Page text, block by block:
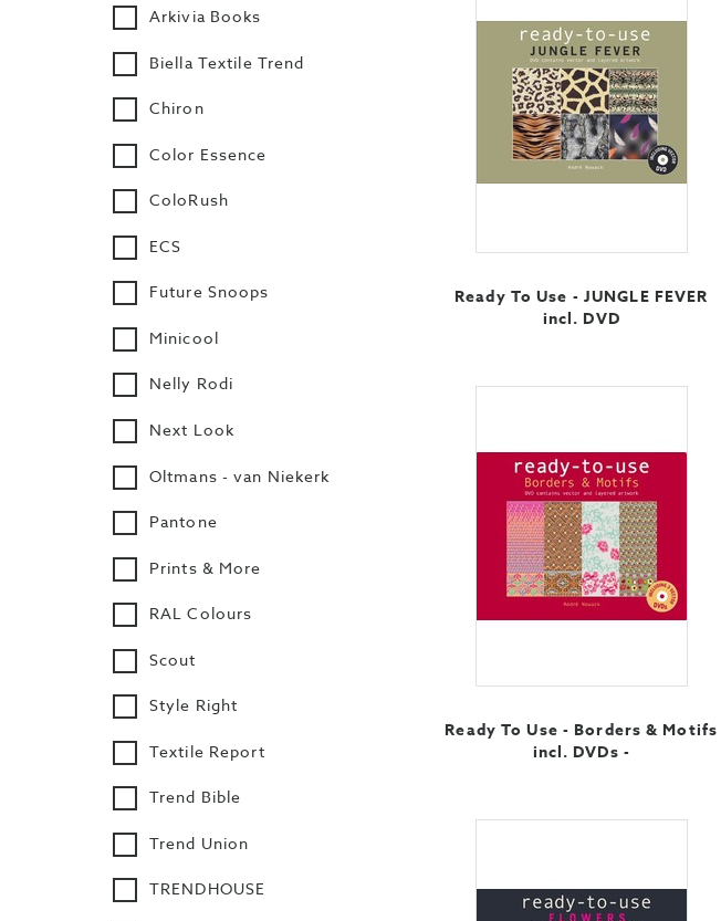
Arkivia Books
Biella Textile Trend
Chiron
Color Essence
ColoRush
ECS
Future Snoops
Minicool
Nelly Rodi
Next Look
Oltmans - van Niekerk
Pantone
Prints & More
RAL Colours
Scout
Style Right
Textile Report
Trend Bible
Trend Union
TRENDHOUSE
Ready To Use - JUNGLE FEVER
incl. DVD
Ready To Use - Borders & Motifs
incl. DVDs -